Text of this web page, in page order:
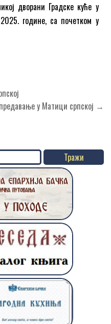
дворани Градске куће у
године, са почетком у
у Матици српској →